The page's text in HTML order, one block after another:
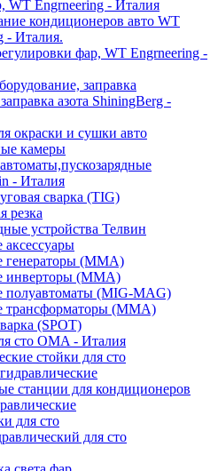
WT Engrneering - Италия
кондиционеров авто WT
- Италия.
фар, WT Engrneering -
заправка
азота ShiningBerg -
окраски и сушки авто
камеры
- Италия
сварка (TIG)
резка
устройства Телвин
генераторы (MMA)
инверторы (MMA)
полуавтоматы (MIG-MAG)
трансформаторы (MMA)
(SPOT)
сто OMA - Италия
стойки для сто
станции для кондиционеров
для сто
для сто